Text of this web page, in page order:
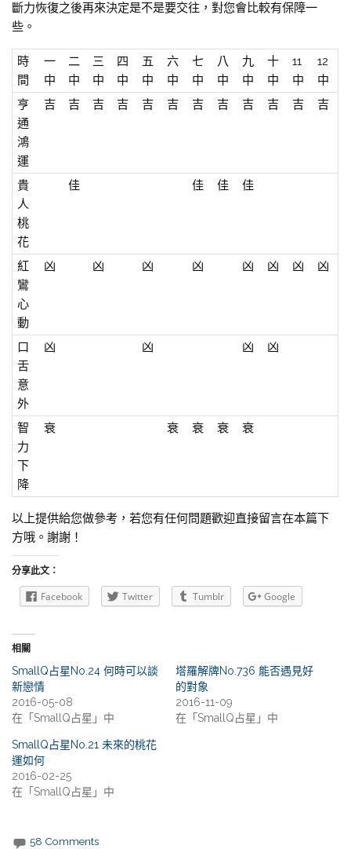
斷力恢復之後再來決定是不是要交往，對您會比較有保障一
些。
時
間
一
中
二
中
三
中
四
中
五
中
六
中
七
中
八
中
九
中
十
中
11
中
12
中
亨
通
鴻
運
吉 吉 吉 吉 吉 吉 吉 吉 吉 吉 吉 吉
貴
人
桃
花
佳 佳 佳 佳
紅
鸞
心
動
凶 凶 凶 凶 凶 凶 凶 凶
口
舌
意
外
凶 凶 凶 凶
智
力
下
降
衰 衰 衰 衰 衰
以上提供給您做參考，若您有任何問題歡迎直接留言在本篇下
方哦。謝謝！
分享此文：
Facebook Twitter Tumblr Google
相關
SmallQ占星No.24 何時可以談
新戀情
2016-05-08
在「SmallQ占星」中
塔羅解牌No.736 能否遇見好
的對象
2016-11-09
在「SmallQ占星」中
SmallQ占星No.21 未來的桃花
運如何
2016-02-25
在「SmallQ占星」中
58 Comments